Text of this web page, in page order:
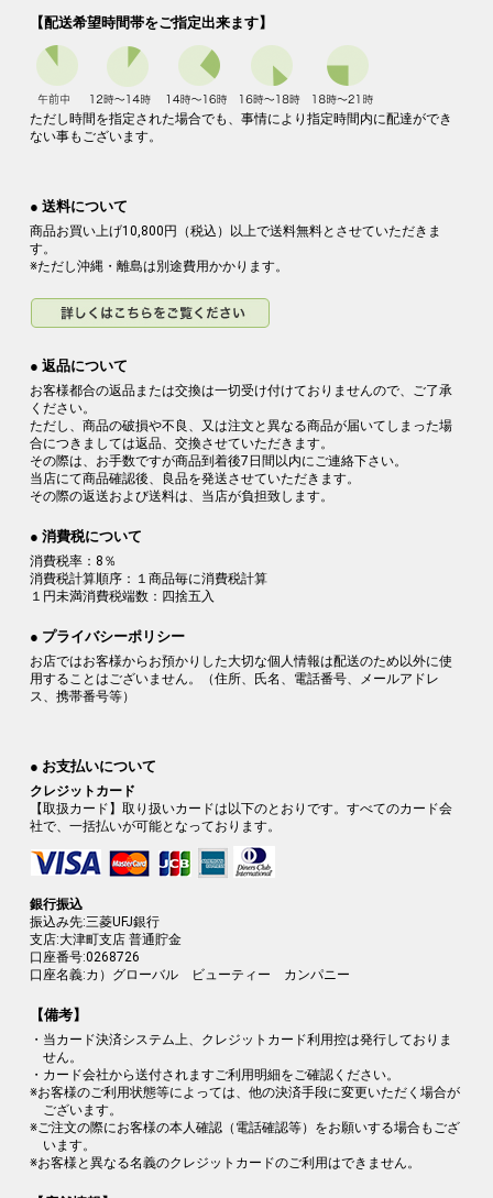
【配送希望時間帯をご指定出来ます】
ただし時間を指定された場合でも、事情により指定時間内に配達ができ
ない事もございます。
● 送料について
商品お買い上げ10,800円（税込）以上で送料無料とさせていただきま
す。
※ただし沖縄・離島は別途費用かかります。
● 返品について
お客様都合の返品または交換は一切受け付けておりませんので、ご了承
ください。
ただし、商品の破損や不良、又は注文と異なる商品が届いてしまった場
合につきましては返品、交換させていただきます。
その際は、お手数ですが商品到着後7日間以内にご連絡下さい。
当店にて商品確認後、良品を発送させていただきます。
その際の返送および送料は、当店が負担致します。
● 消費税について
消費税率：8％
消費税計算順序：１商品毎に消費税計算
１円未満消費税端数：四捨五入
● プライバシーポリシー
お店ではお客様からお預かりした大切な個人情報は配送のため以外に使
用することはございません。（住所、氏名、電話番号、メールアドレ
ス、携帯番号等）
● お支払いについて
クレジットカード
【取扱カード】取り扱いカードは以下のとおりです。すべてのカード会
社で、一括払いが可能となっております。
銀行振込
振込み先:三菱UFJ銀行
支店:大津町支店 普通貯金
口座番号:0268726
口座名義:カ）グローバル ビューティー カンパニー
【備考】
・当カード決済システム上、クレジットカード利用控は発行しておりま
せん。
・カード会社から送付されますご利用明細をご確認ください。
※お客様のご利用状態等によっては、他の決済手段に変更いただく場合が
ございます。
※ご注文の際にお客様の本人確認（電話確認等）をお願いする場合もござ
います。
※お客様と異なる名義のクレジットカードのご利用はできません。